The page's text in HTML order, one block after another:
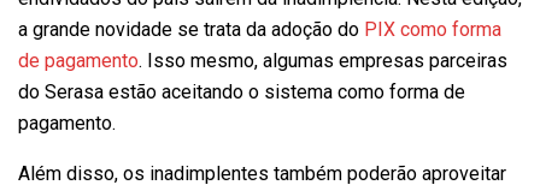
a grande novidade se trata da adoção do PIX como forma
de pagamento. Isso mesmo, algumas empresas parceiras
do Serasa estão aceitando o sistema como forma de
pagamento.
Além disso, os inadimplentes também poderão aproveitar